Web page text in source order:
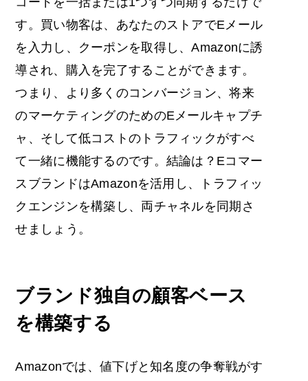
す。買い物客は、あなたのストアでEメール
を入力し、クーポンを取得し、Amazonに誘
導され、購入を完了することができます。
つまり、より多くのコンバージョン、将来
のマーケティングのためのEメールキャプチ
ャ、そして低コストのトラフィックがすべ
て一緒に機能するのです。結論は？ Eコマー
スブランドはAmazonを活用し、トラフィッ
クエンジンを構築し、両チャネルを同期さ
せましょう。
ブランド独自の顧客ベース
を構築する
Amazonでは、値下げと知名度の争奪戦がす